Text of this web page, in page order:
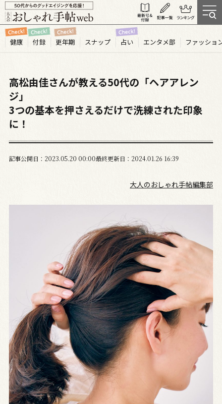
健康 付録 更年期 スナップ 占い エンタメ部 ファッショ
高松由佳さんが教える50代の「ヘアアレン
ジ」
3つの基本を押さえるだけで洗練された印象
に！
記事公開日 2023.05 20 00:00最終更新日 2024.01.26 16:39
大人のおしゃれ手帖編集部